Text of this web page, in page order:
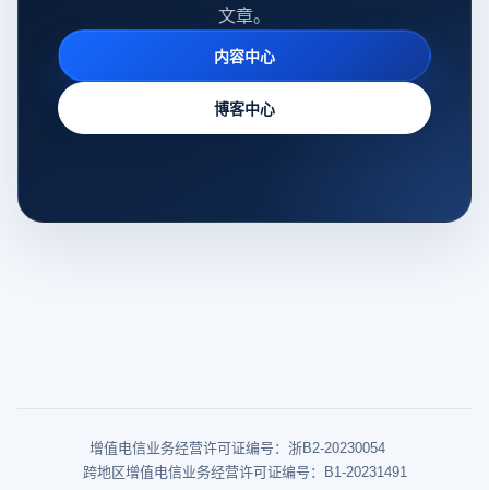
文章。
内容中心
博客中心
增值电信业务经营许可证编号：浙B2-20230054
跨地区增值电信业务经营许可证编号：B1-20231491